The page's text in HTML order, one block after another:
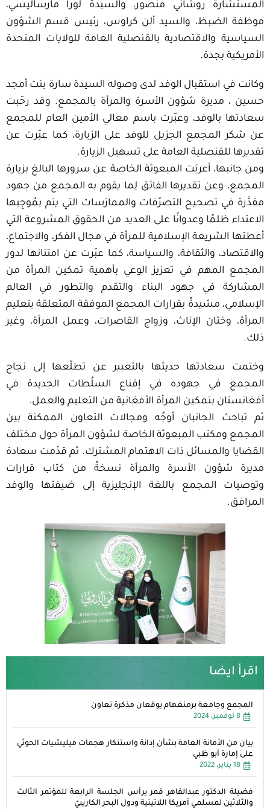
المستشارة روشاني منصور، والسيدة لورا مارساليسي،
موظفة الضبظ، والسيد ألن كراوس، رئيس قسم الشؤون
السياسية والاقتصادية بالقنصلية العامة للولايات المتحدة
الأمريكية بجدة.
وكانت في استقبال الوفد لدى وصوله السيدة سارة بنت أمجد
حسين ، مديرة شؤون الأسرة والمرأة بالمجمع. وقد رحّبت
سعادتها بالوفد، وعبّرت باسم معالي الأمين العام للمجمع
عن شكر المجمع الجزيل للوفد على الزيارة، كما عبّرت عن
تقديرها للقنصلية العامة على تسهيل الزيارة.
ومن جانبها، أعربَت المبعوثة الخاصة عن سرورها البالغ بزيارة
المجمع، وعن تقديرها الفائق لِما يقوم به المجمع من جهود
مقدَّرة في تصحيح التصرّفات والممارَسات التي يتم بمُوجِبها
الاعتداء ظلمًا وعدوانًا على العديد من الحقوق المشروعة التي
أعطتها الشريعة الإسلامية للمرأة في مجال الفكر، والاجتماع،
والاقتصاد، والثقافة، والسياسة، كما عبّرت عن امتنانها لدور
المجمع المهم في تعزيز الوعي بأهمية تمكين المرأة من
المشاركة في جهود البناء والتقدم والتطور في العالم
الإسلامي، مشيدةً بقرارات المجمع الموفقة المتعلقة بتعليم
المرأة، وختان الإناث، وزواج القاصرات، وعمل المرأة، وغير
ذلك.
وختمت سعادتها حديثها بالتعبير عن تطلّعها إلى نجاح
المجمع في جهوده في إقناع السلُطات الجديدة في
أفغانستان بتمكين المرأة الأفغانية من التعليم والعمل.
ثم تباحث الجانبان أوجُه ومجالات التعاون الممكنة بين
المجمع ومكتب المبعوثة الخاصة لشؤون المرأة حول مختلف
القضايا والمسائل ذات الاهتمام المشترك. ثم قدّمت سعادة
مديرة شؤون الأسرة والمرأة نسخةً من كتاب قرارات
وتوصيات المجمع باللغة الإنجليزية إلى ضيفتها والوفد
المرافق.
اقرأ ايضا
المجمع وجامعة برمنغهام يوقعان مذكرة تعاون
8 نوفمبر، 2024
بيان من الأمانة العامة بشأن إدانة واستنكار هجمات ميليشيات الحوثي
على إمارة أبو ظبي
18 يناير، 2022
فضيلة الدكتور عبدالقاهر قمر يرأس الجلسة الرابعة للمؤتمر الثالث
والثلاثين لمسلمي أمريكا اللاتينية ودول البحر الكاريبيّ